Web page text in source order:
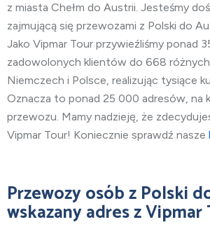
z miasta Chełm do Austrii. Jesteśmy
zajmującą się przewozami z Polski do
Jako Vipmar Tour przywieźliśmy ponad
zadowolonych klientów do 668
Niemczech i Polsce, realizując tysiące
Oznacza to ponad 25 000 adresów, na
przewozu. Mamy nadzieję, że
Vipmar Tour! Koniecznie sprawdź nasze
Przewozy osób z Polski
wskazany adres z